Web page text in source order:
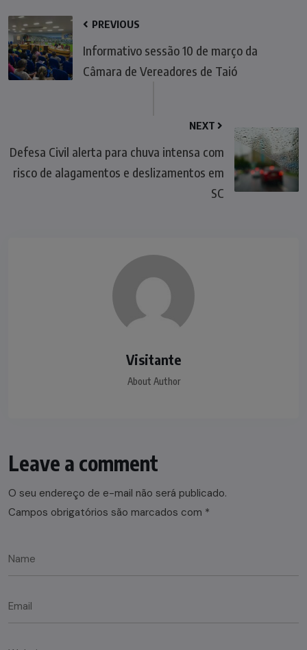
PREVIOUS
Informativo sessão 10 de março da
Câmara de Vereadores de Taió
NEXT
Defesa Civil alerta para chuva intensa com
risco de alagamentos e deslizamentos em
SC
Visitante
About Author
Leave a comment
O seu endereço de e-mail não será publicado.
Campos obrigatórios são marcados com *